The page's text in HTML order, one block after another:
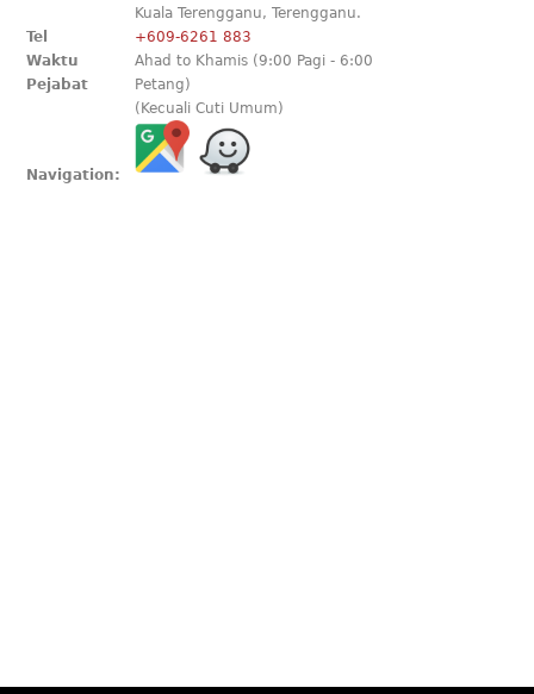
Kuala Terengganu, Terengganu.
Tel
+609-6261 883
Waktu
Pejabat
Ahad to Khamis (9:00 Pagi - 6:00
Petang)
(Kecuali Cuti Umum)
Navigation: